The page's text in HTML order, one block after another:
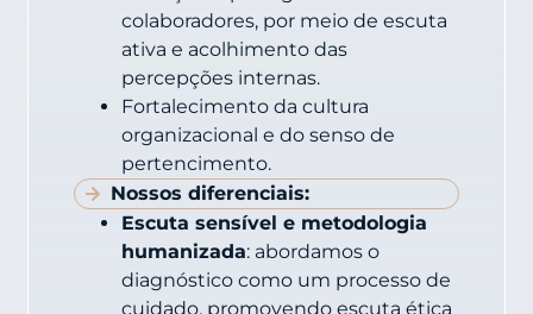
colaboradores, por meio de escuta
ativa e acolhimento das
percepções internas.
Fortalecimento da cultura
organizacional e do senso de
pertencimento.
Nossos diferenciais:
Escuta sensível e metodologia
humanizada: abordamos o
diagnóstico como um processo de
cuidado, promovendo escuta ética